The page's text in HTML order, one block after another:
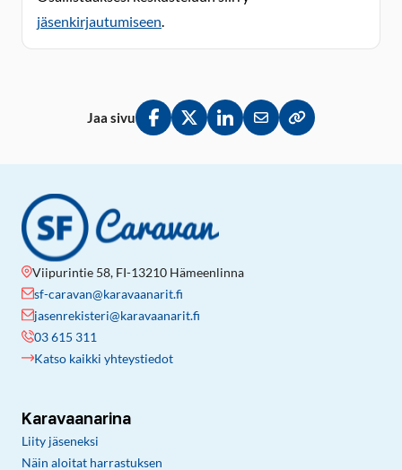
jäsenkirjautumiseen.
Jaa sivu
Jaa Facebookissa
Jaa Twitterissä
Jaa LinkedInissä
Jaa sähköpostitse
Kopioi linkki
Viipurintie 58, FI-13210 Hämeenlinna
sf-caravan@karavaanarit.fi
jasenrekisteri@karavaanarit.fi
03 615 311
Katso kaikki yhteystiedot
Karavaanarina
Liity jäseneksi
Näin aloitat harrastuksen